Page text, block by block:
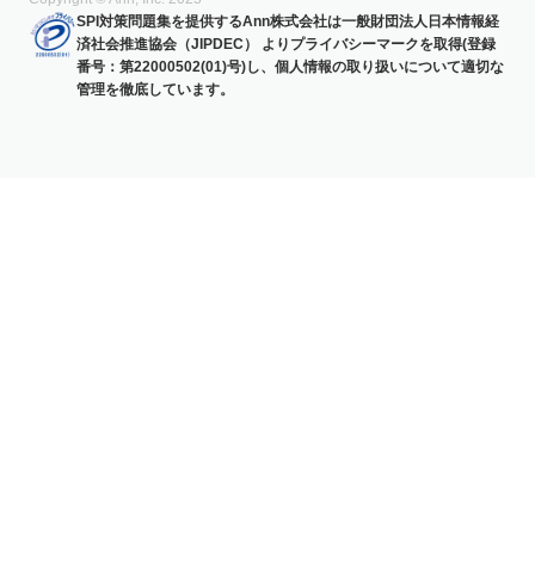
SPI対策問題集を提供するAnn株式会社は一般財団法人日本情報経
済社会推進協会（JIPDEC） よりプライバシーマークを取得(登録
番号：第22000502(01)号)し、個人情報の取り扱いについて適切な
管理を徹底しています。